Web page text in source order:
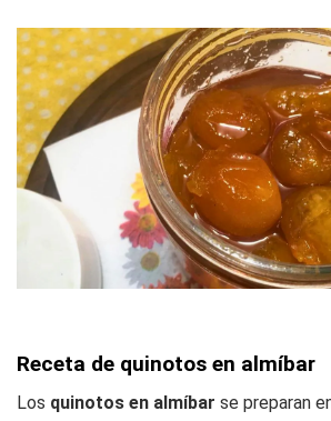
Receta de quinotos en almíbar
Los quinotos en almíbar se preparan